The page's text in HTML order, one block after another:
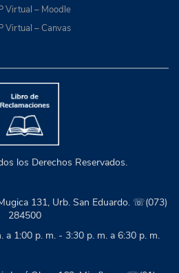
Virtual – Moodle
Virtual – Canvas
los Derechos Reservados.
131, Urb. San Eduardo. ☏(073)
284500
a 1:00 p. m. - 3:30 p. m. a 6:30 p. m.